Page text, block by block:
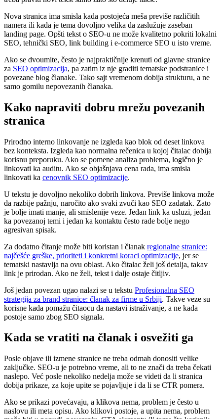
Nova stranica ima smisla kada postojeća meša previše različitih
namera ili kada je tema dovoljno velika da zaslužuje zaseban
landing page. Opšti tekst o SEO-u ne može kvalitetno pokriti lokalni
SEO, tehnički SEO, link building i e-commerce SEO u isto vreme.
Ako se dvoumite, često je najpraktičnije krenuti od glavne stranice
za SEO optimizacija, pa zatim iz nje graditi tematske podstranice i
povezane blog članake. Tako sajt vremenom dobija strukturu, a ne
samo gomilu nepovezanih članaka.
Kako napraviti dobru mrežu povezanih
stranica
Prirodno interno linkovanje ne izgleda kao blok od deset linkova
bez konteksta. Izgleda kao normalna rečenica u kojoj čitalac dobija
korisnu preporuku. Ako se pomene analiza problema, logično je
linkovati ka auditu. Ako se objašnjava cena rada, ima smisla
linkovati ka cenovnik SEO optimizacije.
U tekstu je dovoljno nekoliko dobrih linkova. Previše linkova može
da razbije pažnju, naročito ako svaki zvuči kao SEO zadatak. Zato
je bolje imati manje, ali smislenije veze. Jedan link ka usluzi, jedan
ka povezanoj temi i jedan ka kontaktu često rade bolje nego
agresivan spisak.
Za dodatno čitanje može biti koristan i članak regionalne stranice:
najčešće greške, prioriteti i konkretni koraci optimizacije, jer se
tematski nastavlja na ovu oblast. Ako čitalac želi još detalja, takav
link je prirodan. Ako ne želi, tekst i dalje ostaje čitljiv.
Još jedan povezan ugao nalazi se u tekstu Profesionalna SEO
strategija za brand stranice: članak za firme u Srbiji. Takve veze su
korisne kada pomažu čitaocu da nastavi istraživanje, a ne kada
postoje samo zbog SEO signala.
Kada se vratiti na članak i osvežiti ga
Posle objave ili izmene stranice ne treba odmah donositi velike
zaključke. SEO-u je potrebno vreme, ali to ne znači da treba čekati
naslepo. Već posle nekoliko nedelja može se videti da li stranica
dobija prikaze, za koje upite se pojavljuje i da li se CTR pomera.
Ako se prikazi povećavaju, a klikova nema, problem je često u
naslovu ili meta opisu. Ako klikovi postoje, a upita nema, problem